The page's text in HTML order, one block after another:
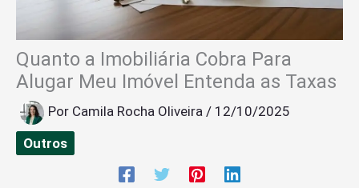
Quanto a Imobiliária Cobra Para
Alugar Meu Imóvel Entenda as Taxas
Por Camila Rocha Oliveira / 12/10/2025
Outros